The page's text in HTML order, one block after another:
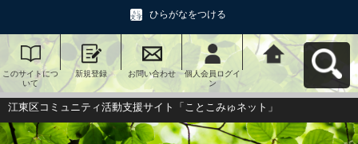
ひらがなをつける
このサイトにつ
いて
新規登録 お問い合わせ
個人会員ログイ
ン
江東区コミュニ
ティ活動支援サ
イト「ことこみ
ゅネット」へ戻
る
江東区コミュニティ活動支援サイト「ことこみゅネット」